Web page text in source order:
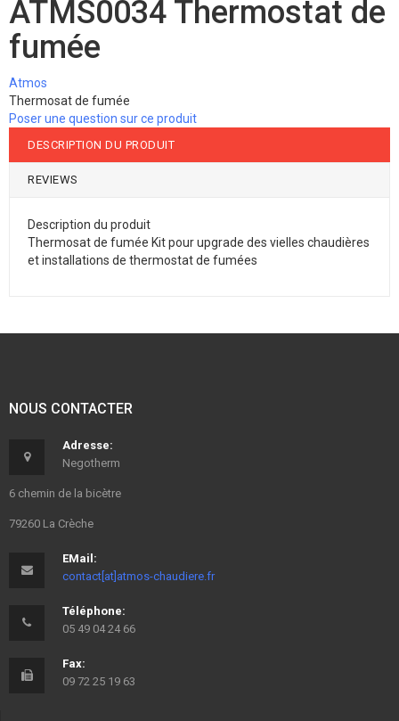
ATMS0034 Thermostat de
fumée
Atmos
Thermosat de fumée
Poser une question sur ce produit
DESCRIPTION DU PRODUIT
REVIEWS
Description du produit
Thermosat de fumée Kit pour upgrade des vielles chaudières
et installations de thermostat de fumées
NOUS CONTACTER
Adresse:
Negotherm
6 chemin de la bicètre
79260 La Crèche
EMail:
contact[at]atmos-chaudiere.fr
Téléphone:
05 49 04 24 66
Fax:
09 72 25 19 63